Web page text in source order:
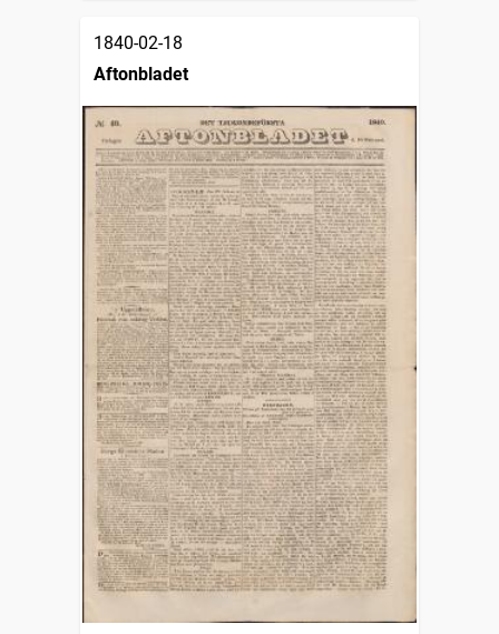
1840-02-18
Aftonbladet